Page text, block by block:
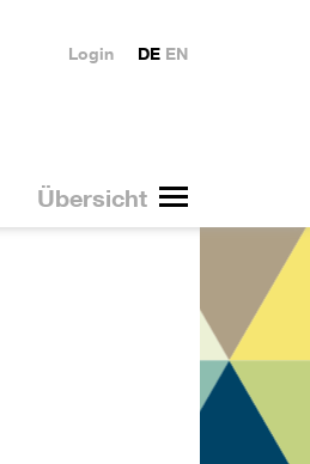
Übersicht
DE EN
Login